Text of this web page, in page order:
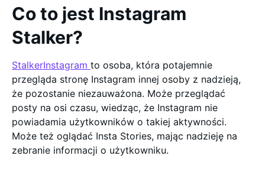
Co to jest Instagram
Stalker?
StalkerInstagram to osoba, która potajemnie
przegląda stronę Instagram innej osoby z nadzieją,
że pozostanie niezauważona. Może przeglądać
posty na osi czasu, wiedząc, że Instagram nie
powiadamia użytkowników o takiej aktywności.
Może też oglądać Insta Stories, mając nadzieję na
zebranie informacji o użytkowniku.